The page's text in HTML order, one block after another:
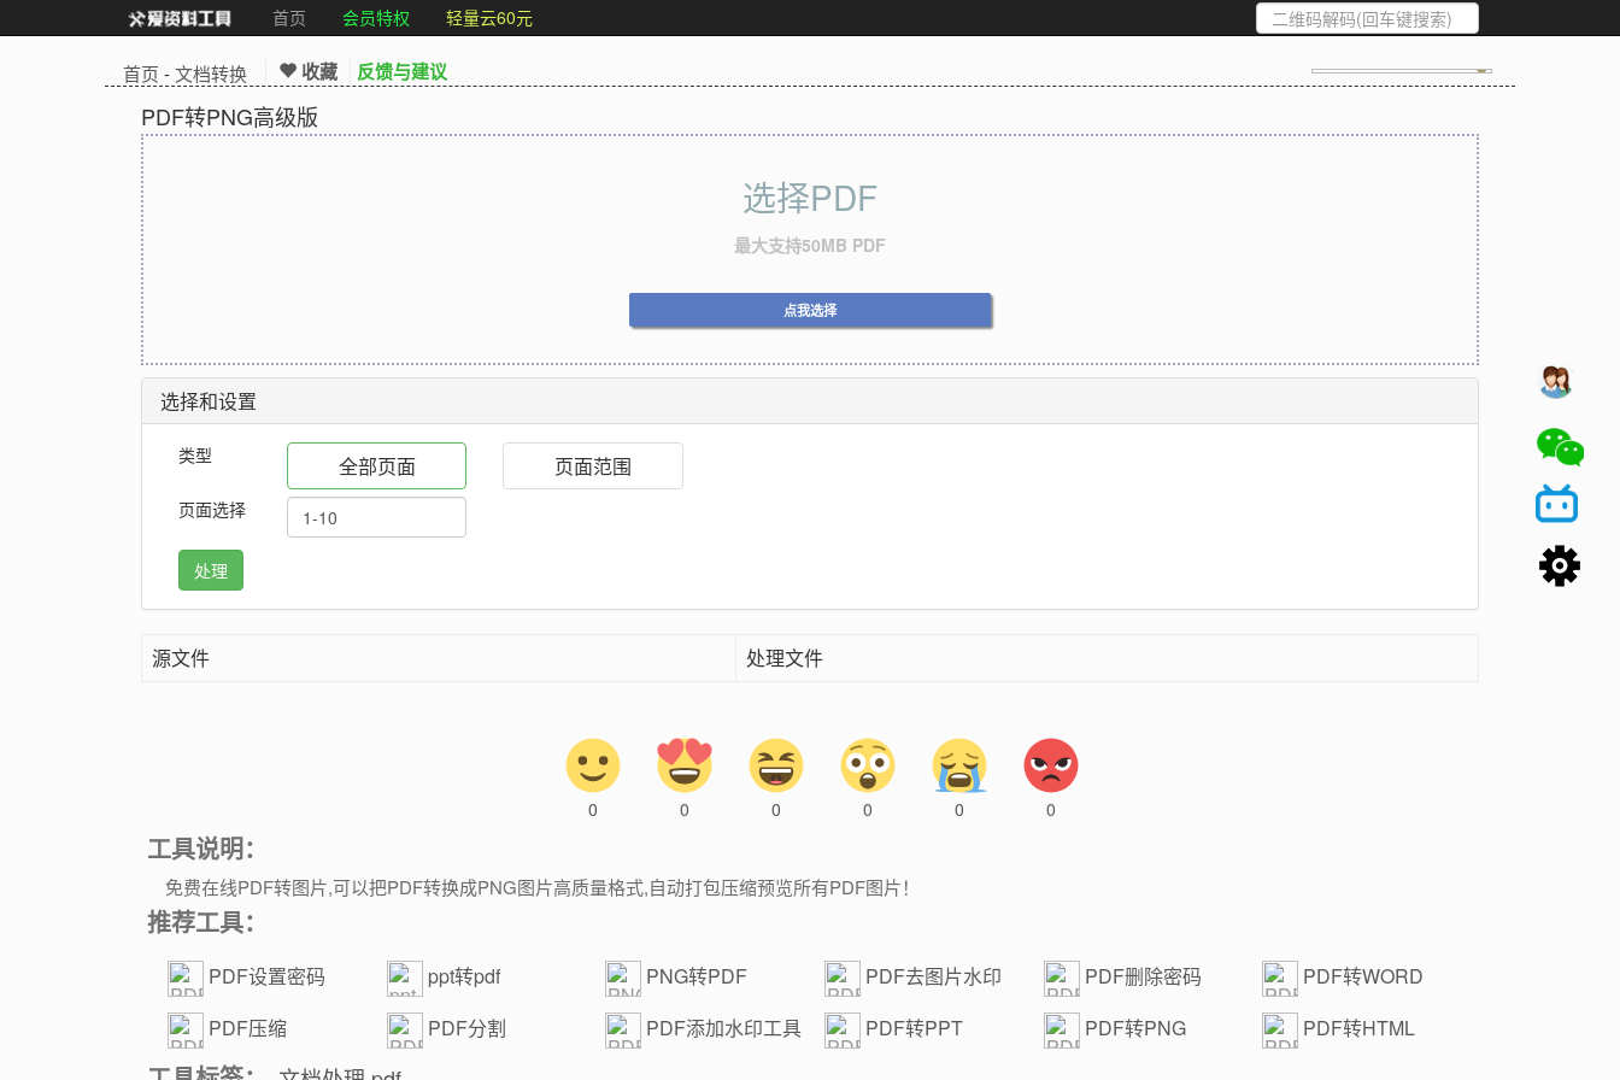
首页 会员特权 轻量云60元
首页 -文档转换 收藏 反馈与建议
PDF转PNG高级版
选择PDF
最大支持50MB PDF
点我选择
选择和设置
类型 全部页面 页面范围
页面选择
处理
源文件 处理文件
0 0 0 0 0 0
工具说明：
免费在线PDF转图片,可以把PDF转换成PNG图片高质量格式,自动打包压缩预览所有PDF图片！
推荐工具：
PDF设置密码 ppt转pdf PNG转PDF PDF去图片水印 PDF删除密码
PDF转WORD
PDF压缩
PDF分割 PDF添加水印工具 PDF转PPT PDF转PNG PDF转HTML